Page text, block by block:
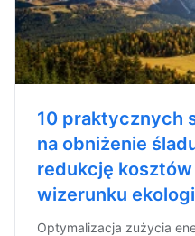
10 praktycznych
na obniżenie
redukcję
wizerunku
Optymalizacja zużycia